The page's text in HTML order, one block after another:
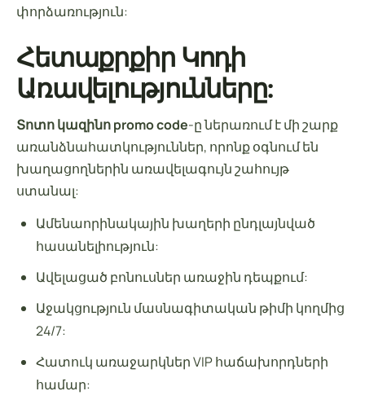
փորձառություն:
Հետաքրքիր Կոդի
Առավելությունները:
Տոտո կազինո promo code-ը ներառում է մի շարք
առանձնահատկություններ, որոնք օգնում են
խաղացողներին առավելագույն շահույթ
ստանալ:
Ամենաորինակային խաղերի ընդլայնված
հասանելիություն:
Ավելացած բոնուսներ առաջին դեպքում:
Աջակցություն մասնագիտական թիմի կողմից
24/7:
Հատուկ առաջարկներ VIP հաճախորդների
համար: